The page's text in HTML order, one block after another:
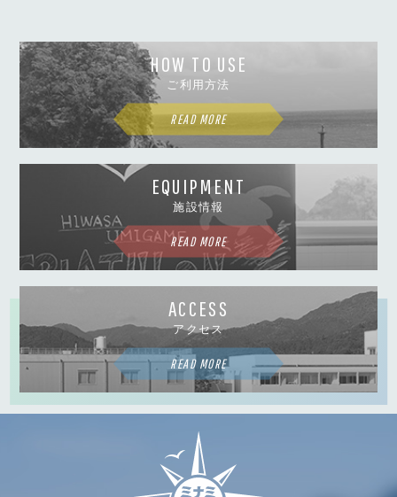
HOW TO USE
ご利用方法
READ MORE
EQUIPMENT
施設情報
READ MORE
ACCESS
アクセス
READ MORE